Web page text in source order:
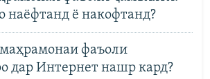
ё накофтанд?
фаъоли
дар Интернет нашр кард?